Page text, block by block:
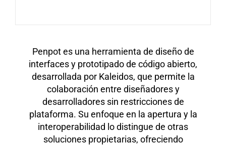
Penpot es una herramienta de diseño de
interfaces y prototipado de código abierto,
desarrollada por Kaleidos, que permite la
colaboración entre diseñadores y
desarrolladores sin restricciones de
plataforma. Su enfoque en la apertura y la
interoperabilidad lo distingue de otras
soluciones propietarias, ofreciendo